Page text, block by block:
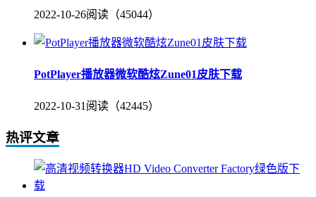
2022-10-26阅读（45044）
PotPlayer播放器微软酷炫Zune01皮肤下载
2022-10-31 阅读（42445）
热评文章